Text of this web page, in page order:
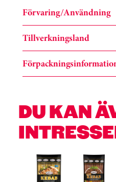
Förvaring/Användning
Tillverkningsland
DU KAN
Hoppa över kortkarusell